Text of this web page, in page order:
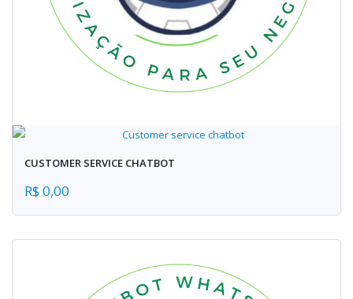
CUSTOMER SERVICE CHATBOT
R$ 0,00